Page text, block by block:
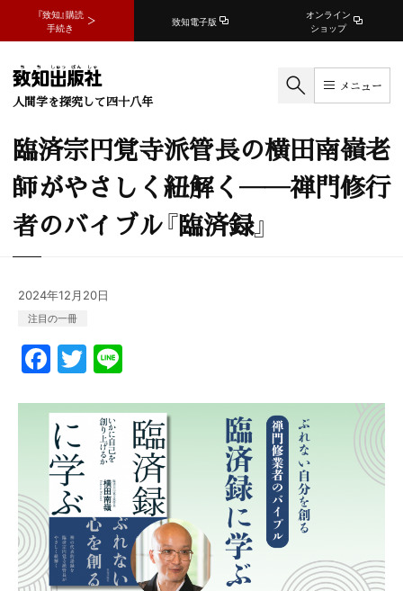
『致知』購読
手続き
致知電子版
オンライン
ショップ
人間学を探究して四十八年
メニュー
臨済宗円覚寺派管長の横田南嶺老
師がやさしく紐解く――禅門修行
者のバイブル『臨済録』
2024年12月20日
注目の一冊
F
a
c
e
b
o
o
k
T
w
itt
er
e